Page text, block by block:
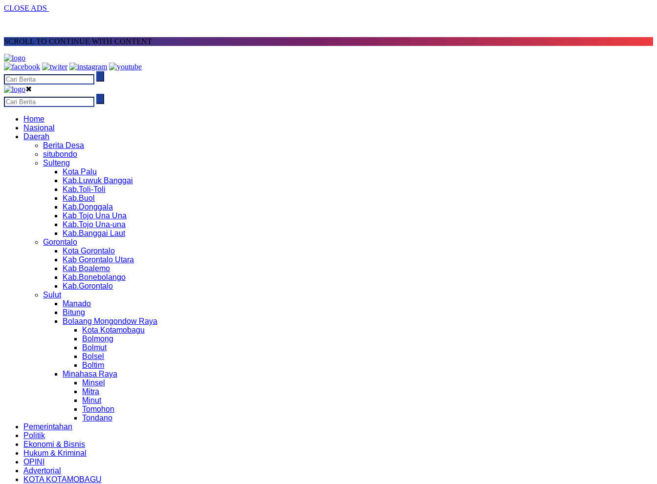
CLOSE ADS
SCROLL TO CONTINUE WITH CONTENT
✖
Home
Nasional
Daerah
Berita Desa
situbondo
Sulteng
Kota Palu
Kab.Luwuk Banggai
Kab.Toli-Toli
Kab.Buol
Kab.Donggala
Kab Tojo Una Una
Kab.Tojo Una-una
Kab.Banggai Laut
Gorontalo
Kota Gorontalo
Kab Gorontalo Utara
Kab Boalemo
Kab.Bonebolango
Kab.Gorontalo
Sulut
Manado
Bitung
Bolaang Mongondow Raya
Kota Kotamobagu
Bolmong
Bolmut
Bolsel
Boltim
Minahasa Raya
Minsel
Mitra
Minut
Tomohon
Tondano
Pemerintahan
Politik
Ekonomi & Bisnis
Hukum & Kriminal
OPINI
Advertorial
KOTA KOTAMOBAGU